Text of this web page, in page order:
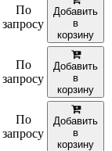
По
запросу
Добавить
в
корзину
По
запросу
Добавить
в
корзину
По
запросу
Добавить
в
корзину